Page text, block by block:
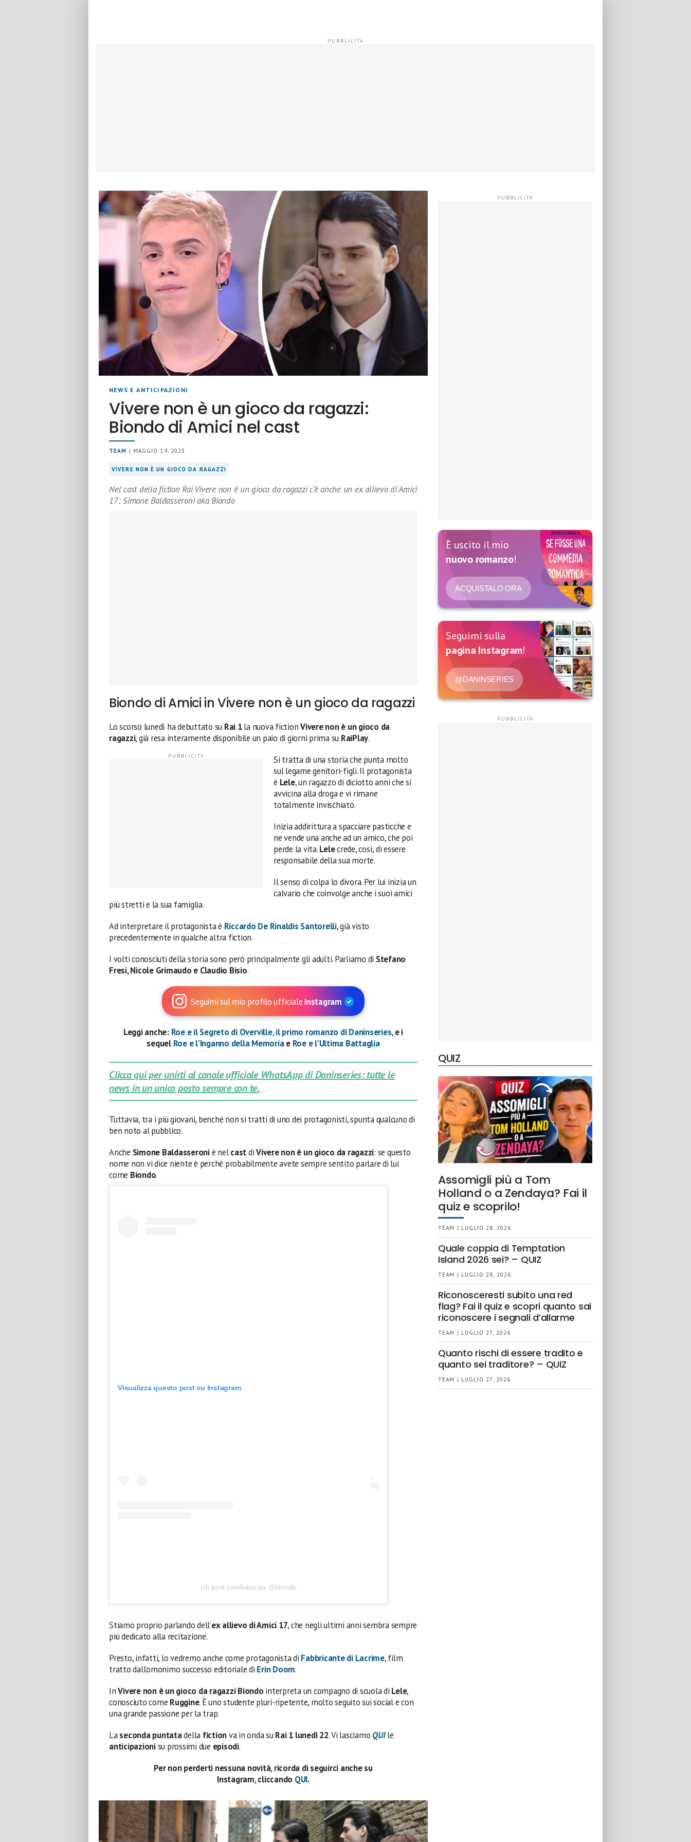
NEWS E ANTICIPAZIONI
Vivere non è un gioco da ragazzi:
Biondo di Amici nel cast
TEAM | MAGGIO 19, 2023
VIVERE NON È UN GIOCO DA RAGAZZI
Nel cast della fiction Rai Vivere non è un gioco da ragazzi c’è anche un ex allievo di Amici
17: Simone Baldasseroni aka Biondo
Biondo di Amici in Vivere non è un gioco da ragazzi
Lo scorso lunedì ha debuttato su Rai 1la nuova fictionVivere non è un gioco da
ragazzi, già resa interamente disponibile un paio di giorni prima su RaiPlay.
Si tratta di una storia che punta molto
sul legame genitori-figli. Il protagonista
è Lele, un ragazzo di diciotto anni che si
avvicina alla droga e vi rimane
totalmente invischiato.
Inizia addirittura a spacciare pasticche e
ne vende una anche ad un amico, che poi
perde la vita.Lelecrede, così, di essere
responsabile della sua morte.
Il senso di colpa lo divora. Per lui inizia un
calvario che coinvolge anche i suoi amici
più stretti e la sua famiglia.
Ad interpretare il protagonista è Riccardo De Rinaldis Santorelli, già visto
precedentemente in qualche altra fiction.
I volti conosciuti della storia sono però principalmente gli adulti. Parliamo di Stefano
Fresi, Nicole Grimaudo e Claudio Bisio.
Seguimi sul mio profilo ufficiale Instagram
Leggi anche: Roe e il Segreto di Overville, il primo romanzo di Daninseries, e i
sequel Roe e l’Inganno della Memoriae Roe e l’Ultima Battaglia
Clicca qui per unirti al canale ufficiale WhatsApp di Daninseries: tutte le
news in un unico posto sempre con te.
Tuttavia, tra i più giovani, benché non si tratti di uno dei protagonisti, spunta qualcuno di
ben noto al pubblico.
Anche Simone Baldasseroniè nelcastdiVivere non è un gioco da ragazzi: se questo
nome non vi dice niente è perché probabilmente avete sempre sentito parlare di lui
come Biondo.
Visualizza questo post su Instagram
Un post condiviso da @biondo
Stiamo proprio parlando dell’ex allievo di Amici 17, che negli ultimi anni sembra sempre
più dedicato alla recitazione.
Presto, infatti, lo vedremo anche come protagonista di Fabbricante di Lacrime, film
tratto dall’omonimo successo editoriale di Erin Doom.
InVivere non è un gioco da ragazzi Biondo interpreta un compagno di scuola di Lele,
conosciuto come Ruggine. È uno studente pluri-ripetente, molto seguito sui social e con
una grande passione per la trap.
Laseconda puntatadella fictionva in onda suRai 1 lunedì 22. Vi lasciamo QUIle
anticipazionisu prossimi due episodi.
Per non perderti nessuna novità, ricorda di seguirci anche su
Instagram, cliccando QUI.
È uscito il mio
nuovo romanzo!
ACQUISTALO ORA
Seguimi sulla
pagina Instagram!
@DANINSERIES
QUIZ
Assomigli più a Tom
Holland o a Zendaya? Fai il
quiz e scoprilo!
TEAM | LUGLIO 28, 2026
Quale coppia di Temptation
Island 2026 sei? – QUIZ
TEAM | LUGLIO 28, 2026
Riconosceresti subito una red
flag? Fai il quiz e scopri quanto sai
riconoscere i segnali d’allarme
TEAM | LUGLIO 27, 2026
Quanto rischi di essere tradito e
quanto sei traditore? – QUIZ
TEAM | LUGLIO 27, 2026